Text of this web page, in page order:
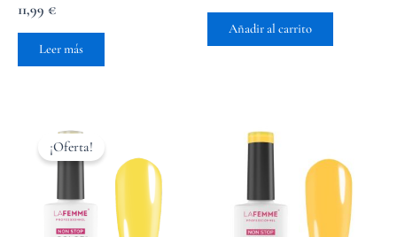
Valorado
con
5.00
de 5
11,99 €
Leer más
Añadir al carrito
¡Oferta!
precio
original
11,99 €.
actual
8,50 €.